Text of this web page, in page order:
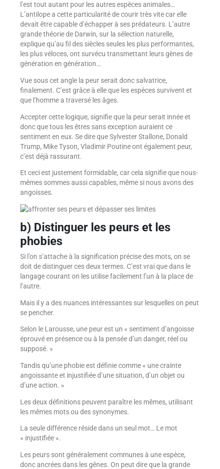
l’est tout autant pour les autres espèces animales…
L’antilope a cette particularité de courir très vite car elle
devait être capable d’échapper à ses prédateurs. L’autre
grande théorie de Darwin, sur la sélection naturelle,
explique qu’au fil des siècles seules les plus performantes,
les plus véloces, ont survécu transmettant leurs gènes de
génération en génération…
Vue sous cet angle la peur serait donc salvatrice,
finalement. C’est grâce à elle que les espèces survivent et
que l’homme a traversé les âges.
Accepter cette logique, signifie que la peur serait innée et
donc que tous les êtres sans exception auraient ce
sentiment en eux. Se dire que Sylvester Stallone, Donald
Trump, Mike Tyson, Vladimir Poutine ont également peur,
c’est déjà rassurant.
Et ceci est justement formidable, car cela signifie que nous-
mêmes sommes aussi capables, même si nous avons des
angoisses.
b) Distinguer les peurs et les
phobies
Si l’on s’attache à la signification précise des mots, on se
doit de distinguer ces deux termes. C’est vrai que dans le
langage courant on les utilise facilement l’un à la place de
l’autre.
Mais il y a des nuances intéressantes sur lesquelles on peut
se pencher.
Selon le Larousse, une peur est un « sentiment d’angoisse
éprouvé en présence ou à la pensée d’un danger, réel ou
supposé. »
Tandis qu’une phobie est définie comme « une crainte
angoissante et injustifiée d’une situation, d’un objet ou
d’une action. »
Les deux définitions peuvent paraître les mêmes, utilisant
les mêmes mots ou des synonymes.
La seule différence réside dans un seul mot… Le mot
« injustifiée ».
Les peurs sont généralement communes à une espèce,
donc ancrées dans les gênes. On peut dire que la grande